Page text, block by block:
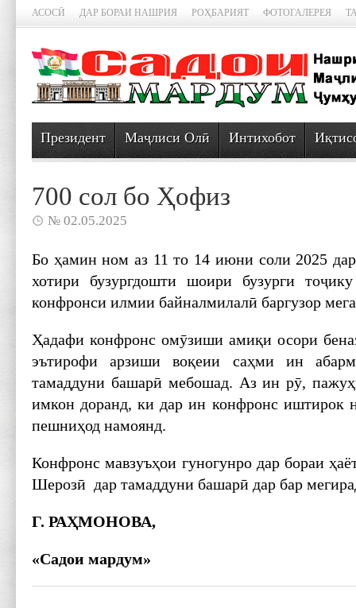
АСОСӢ ДАР БОРАИ НАШРИЯ РОҲБАРИЯТ ФОТОГАЛЕРЕЯ
Президент Маҷлиси Олӣ Интихобот
700 сол бо Ҳофиз
№ 02.05.2025
Бо ҳамин ном аз 11 то 14 июни соли 2025
хотири бузургдошти шоири бузурги
конфронси илмии байналмилалӣ баргузор
Ҳадафи конфронс омӯзиши амиқи осори
эътирофи арзиши воқеии саҳми ин
тамаддуни башарӣ мебошад. Аз ин рӯ,
имкон доранд, ки дар ин конфронс иштирок
пешниҳод намоянд.
Конфронс мавзуъҳои гуногунро дар бораи
Шерозӣ дар тамаддуни башарӣ дар бар
Г. РАҲМОНОВА,
«Садои мардум»